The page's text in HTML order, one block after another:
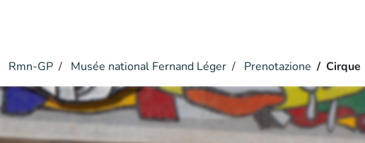
Rmn-GP Musée national Fernand Léger Prenotazione Cirque